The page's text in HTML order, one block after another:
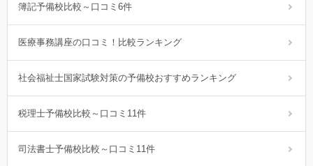
簿記予備校比較～口コミ6件
医療事務講座の口コミ！比較ランキング
社会福祉士国家試験対策の予備校おすすめランキング
税理士予備校比較～口コミ11件
司法書士予備校比較～口コミ11件